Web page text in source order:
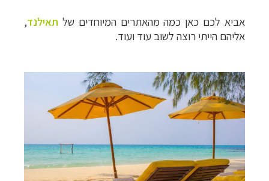
אביא לכם כאן כמה מהאתרים המיוחדים של תאילנד,
אליהם הייתי רוצה לשוב עוד ועוד.